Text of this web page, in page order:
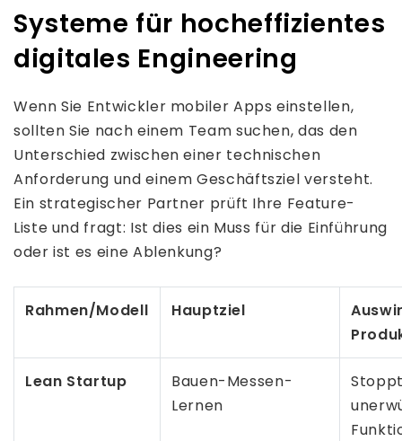
Systeme für hocheffizientes
digitales Engineering
Wenn Sie Entwickler mobiler Apps einstellen,
sollten Sie nach einem Team suchen, das den
Unterschied zwischen einer technischen
Anforderung und einem Geschäftsziel versteht.
Ein strategischer Partner prüft Ihre Feature-
Liste und fragt: Ist dies ein Muss für die Einführung
oder ist es eine Ablenkung?
Rahmen/Modell Hauptziel
Lean Startup
Bauen-Messen-
Lernen